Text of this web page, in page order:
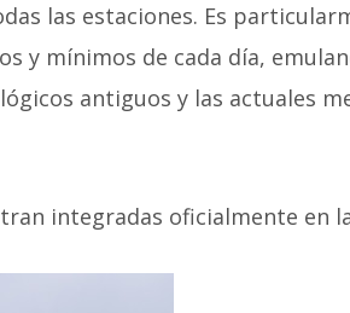
las estaciones. Es
y mínimos de cada día,
antiguos y las actuales
integradas oficialmente en la